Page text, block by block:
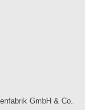
GmbH & Co.